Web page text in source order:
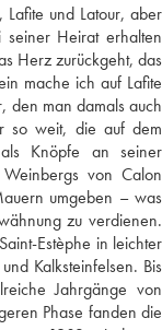
und Latour, aber
Heirat erhalten
Herz zurückgeht, das
mache ich auf Lafite
den man damals auch
so weit, die auf dem
Knöpfe an seiner
von Calon
umgeben – was
zu verdienen.
Estèphe in leichter
Kalksteinfelsen. Bis
Jahrgänge von
Phase fanden die